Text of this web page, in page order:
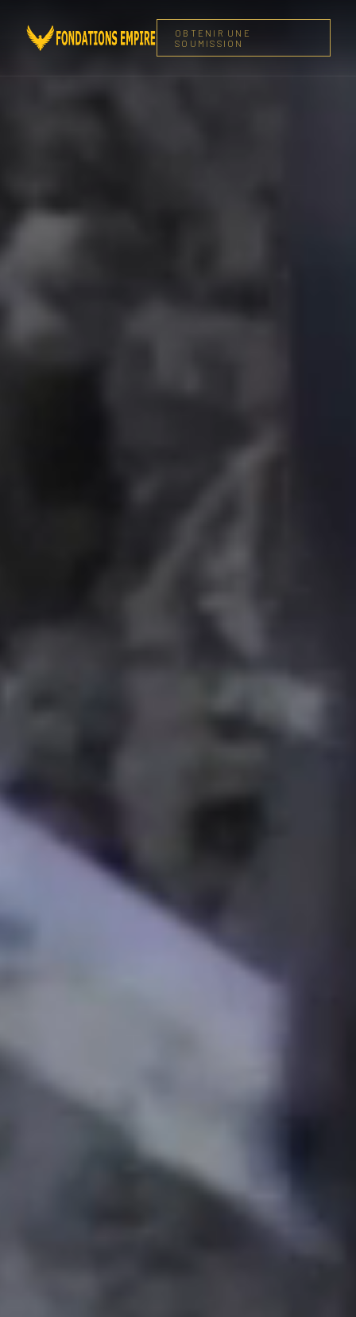
OBTENIR UNE
SOUMISSION